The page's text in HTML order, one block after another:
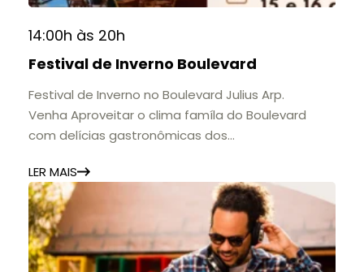
📍 Casarão Julius Arp
📅 Até 30 de setembro
11h às 17h
🎟️ Entrada gratuita.
14:00h às 20h
Festival de Inverno Boulevard
Festival de Inverno no Boulevard Julius Arp.
Venha Aproveitar o clima famíla do Boulevard
com delícias gastronômicas dos
LER MAIS